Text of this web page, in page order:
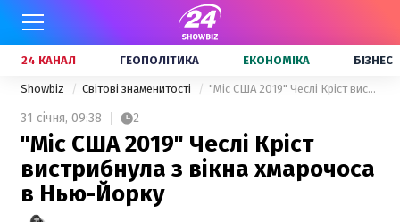
24 КАНАЛ ГЕОПОЛІТИКА ЕКОНОМІКА БІЗНЕС
Showbiz Світові знаменитості "Міс США 2019" Чеслі Кріст вистрибнула з вікна хмарочоса в Нью-Йорку
31 січня, 09:38 2
"Міс США 2019" Чеслі Кріст
вистрибнула з вікна хмарочоса
в Нью-Йорку